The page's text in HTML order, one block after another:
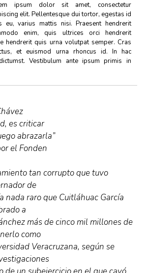
ipsum dolor sit amet, consectetur
elit. Pellentesque dui tortor, egestas id
eu, varius mattis nisi. Praesent hendrerit
enim, quis ultrices orci hendrerit
hendrerit quis urna volutpat semper. Cras
et euismod urna rhoncus id. In hac
Vestibulum ante ipsum primis in
es criticar
abrazarla”
el Fonden
tan corrupto que tuvo
de
nada raro que Cuitláhuac García
a
más de cinco mil millones de
como
Veracruzana, según se